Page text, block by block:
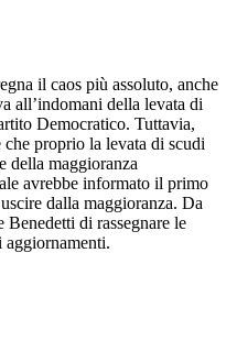
il caos più assoluto, anche
all’indomani della levata di
Democratico. Tuttavia,
proprio la levata di scudi
della maggioranza
avrebbe informato il primo
dalla maggioranza. Da
di rassegnare le